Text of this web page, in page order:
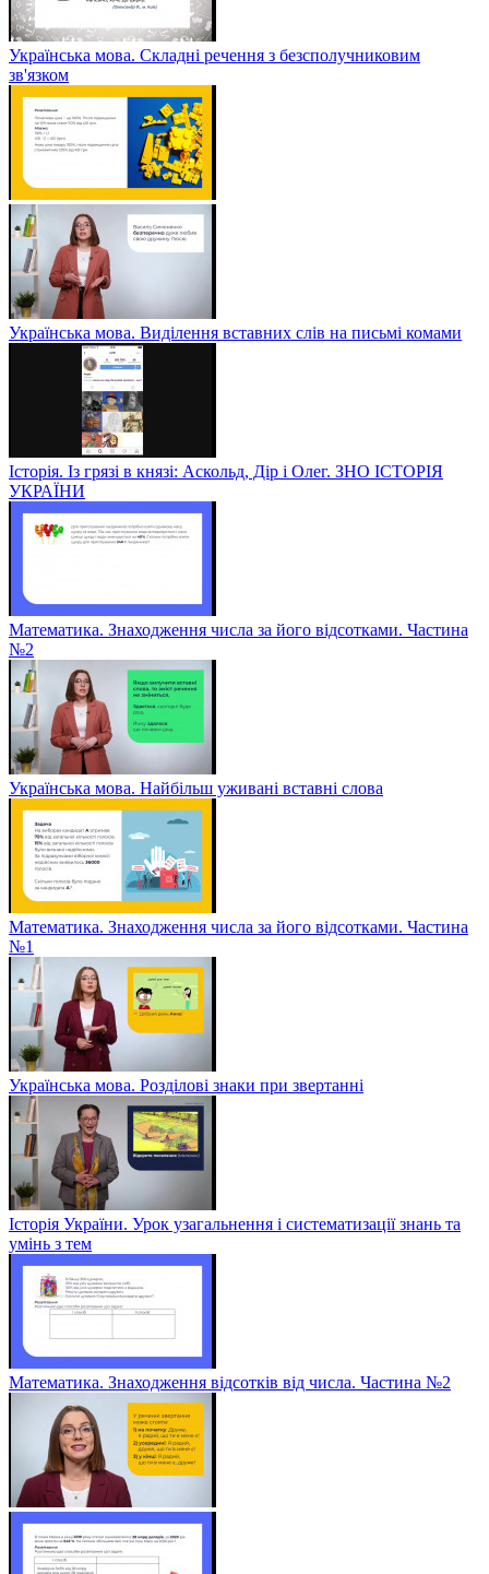
Українська мова. Складні речення з безсполучниковим
зв'язком
Українська мова. Виділення вставних слів на письмі комами
Історія. Із грязі в князі: Аскольд, Дір і Олег. ЗНО ІСТОРІЯ
УКРАЇНИ
Математика. Знаходження числа за його відсотками. Частина
№2
Українська мова. Найбільш уживані вставні слова
Математика. Знаходження числа за його відсотками. Частина
№1
Українська мова. Розділові знаки при звертанні
Історія України. Урок узагальнення і систематизації знань та
умінь з тем
Математика. Знаходження відсотків від числа. Частина №2